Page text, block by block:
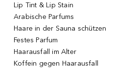
Lip Tint & Lip Stain
Arabische Parfums
Haare in der Sauna schützen
Festes Parfum
Haarausfall im Alter
Koffein gegen Haarausfall